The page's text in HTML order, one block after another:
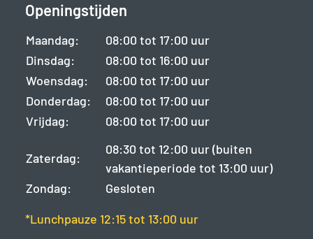
Openingstijden
Maandag:
08:00 tot 17:00 uur
Dinsdag:
08:00 tot 16:00 uur
Woensdag:
08:00 tot 17:00 uur
Donderdag:
08:00 tot 17:00 uur
Vrijdag:
08:00 tot 17:00 uur
Zaterdag:
08:30 tot 12:00 uur (buiten
vakantieperiode tot 13:00 uur)
Zondag:
Gesloten
*Lunchpauze 12:15 tot 13:00 uur